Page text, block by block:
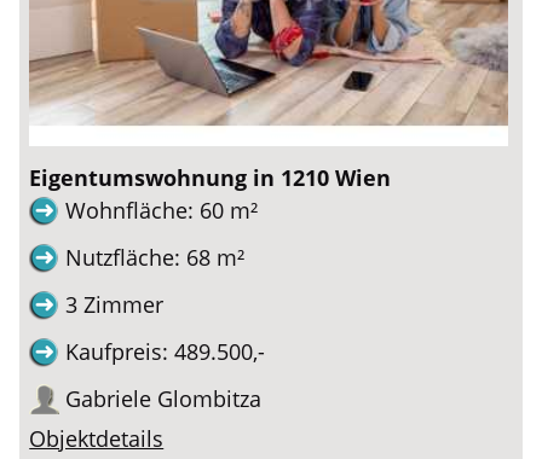
Eigentumswohnung in 1210 Wien
Wohnfläche: 60 m²
Nutzfläche: 68 m²
3 Zimmer
Kaufpreis: 489.500,-
Gabriele Glombitza
Objektdetails